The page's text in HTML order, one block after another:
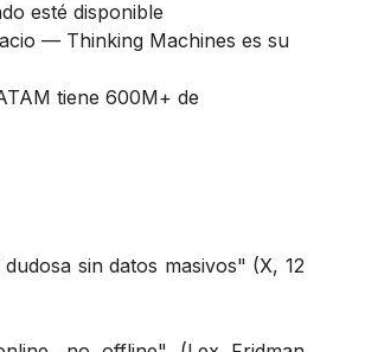
esté disponible
— Thinking Machines es su
tiene 600M+ de
dudosa sin datos masivos" (X, 12